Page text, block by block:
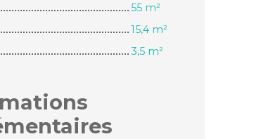
55 m²
15,4 m²
3,5 m²